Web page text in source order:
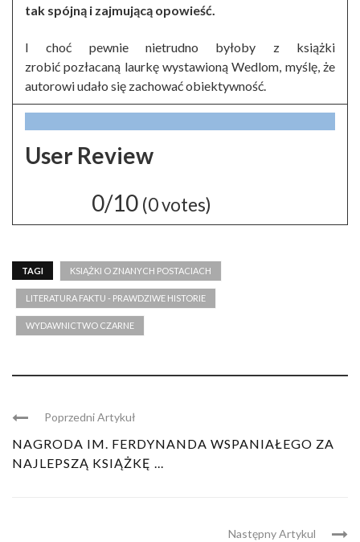
tak spójną i zajmującą opowieść.
I choć pewnie nietrudno byłoby z książki
zrobić pozłacaną laurkę wystawioną Wedlom, myślę, że
autorowi udało się zachować obiektywność.
User Review
0/10 (0votes)
TAGI KSIĄŻKI O ZNANYCH POSTACIACH
LITERATURA FAKTU - PRAWDZIWE HISTORIE
WYDAWNICTWO CZARNE
Poprzedni Artykuł
NAGRODA IM. FERDYNANDA WSPANIAŁEGO ZA
NAJLEPSZĄ KSIĄŻKĘ ...
Następny Artykul